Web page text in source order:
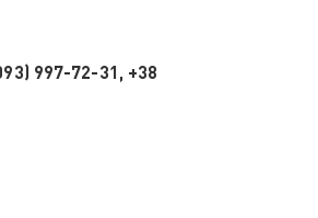
997-72-31, +38